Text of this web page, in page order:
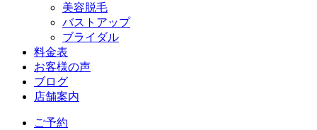
美容脱毛
バストアップ
ブライダル
料金表
お客様の声
ブログ
店舗案内
ご予約